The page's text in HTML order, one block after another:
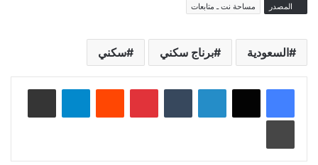
المصدر مساحة نت ـ متابعات
السعودية برناج سكني سكني
لينكدإن بينتيريست